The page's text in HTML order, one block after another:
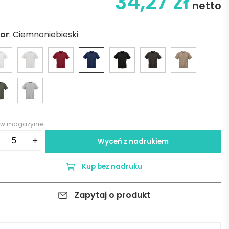
netto
: Ciemnoniebieski
magazynie
+ Wyceń z nadrukiem
Kup bez nadruku
Zapytaj o produkt